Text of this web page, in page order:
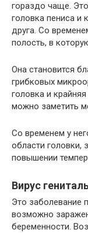
гораздо чаще.
головка пениса и
друга. Со
полость, в
Она становится
грибковых
головка и
можно заметить
Со временем у
области головки,
повышении
Вирус
Это заболевание
возможно
беременности.